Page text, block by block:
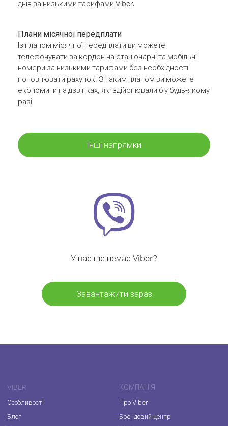
днів за низькими тарифами Viber.
Плани місячної передплати
Із планом місячної передплати ви можете
телефонувати за кордон на стаціонарні та мобільні
номери за низькими тарифами без необхідності
поповнювати рахунок. З таким планом ви можете
економити на дзвінках, які здійснювали б у будь-якому
разі
Інші напрямки
У вас ще немає Viber?
Завантажити зараз
VIBER
Особливості
Блог
КОМПАНІЯ
Про Viber
Брендовий центр